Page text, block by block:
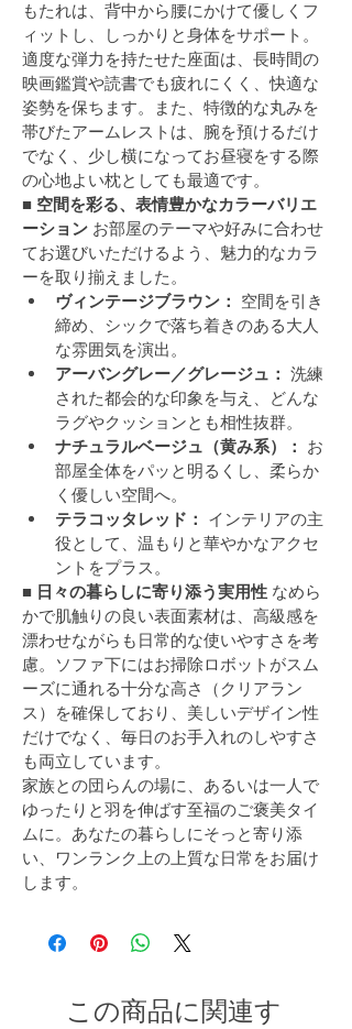
もたれは、背中から腰にかけて優しくフ
ィットし、しっかりと身体をサポート。
適度な弾力を持たせた座面は、長時間の
映画鑑賞や読書でも疲れにくく、快適な
姿勢を保ちます。また、特徴的な丸みを
帯びたアームレストは、腕を預けるだけ
でなく、少し横になってお昼寝をする際
の心地よい枕としても最適です。
■ 空間を彩る、表情豊かなカラーバリエ
ーション お部屋のテーマや好みに合わせ
てお選びいただけるよう、魅力的なカラ
ーを取り揃えました。
ヴィンテージブラウン： 空間を引き
締め、シックで落ち着きのある大人
な雰囲気を演出。
アーバングレー／グレージュ： 洗練
された都会的な印象を与え、どんな
ラグやクッションとも相性抜群。
ナチュラルベージュ（黄み系）： お
部屋全体をパッと明るくし、柔らか
く優しい空間へ。
テラコッタレッド： インテリアの主
役として、温もりと華やかなアクセ
ントをプラス。
■ 日々の暮らしに寄り添う実用性 なめら
かで肌触りの良い表面素材は、高級感を
漂わせながらも日常的な使いやすさを考
慮。ソファ下にはお掃除ロボットがスム
ーズに通れる十分な高さ（クリアラン
ス）を確保しており、美しいデザイン性
だけでなく、毎日のお手入れのしやすさ
も両立しています。
家族との団らんの場に、あるいは一人で
ゆったりと羽を伸ばす至福のご褒美タイ
ムに。あなたの暮らしにそっと寄り添
い、ワンランク上の上質な日常をお届け
します。
この商品に関連す